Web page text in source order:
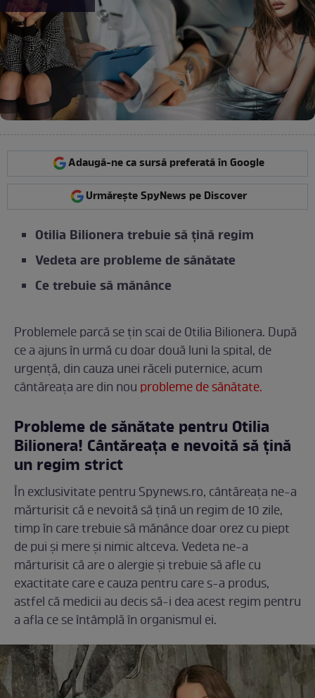
Adaugă-ne ca sursă preferată în Google
Urmărește SpyNews pe Discover
Otilia Bilionera trebuie să țină regim
Vedeta are probleme de sănătate
Ce trebuie să mănânce
Problemele parcă se țin scai de Otilia Bilionera. După
ce a ajuns în urmă cu doar două luni la spital, de
urgență, din cauza unei răceli puternice, acum
cântăreața are din nou probleme de sănătate.
Probleme de sănătate pentru Otilia
Bilionera! Cântăreața e nevoită să țină
un regim strict
În exclusivitate pentru Spynews.ro, cântăreața ne-a
mărturisit că e nevoită să țină un regim de 10 zile,
timp în care trebuie să mănânce doar orez cu piept
de pui și mere și nimic altceva. Vedeta ne-a
mărturisit că are o alergie și trebuie să afle cu
exactitate care e cauza pentru care s-a produs,
astfel că medicii au decis să-i dea acest regim pentru
a afla ce se întâmplă în organismul ei.